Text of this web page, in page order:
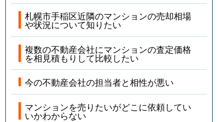
札幌市手稲区近隣のマンションの売却相場
や状況について知りたい
複数の不動産会社にマンションの査定価格
を相見積もりして比較したい
今の不動産会社の担当者と相性が悪い
マンションを売りたいがどこに依頼してい
いかわからない